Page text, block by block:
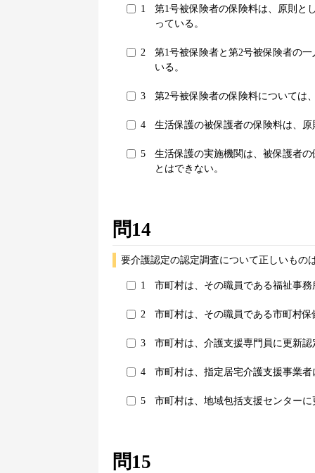
1
第1号被保険者の保険料は、原則と
っている。
2
第1号被保険者と第2号被保険者の
いる。
3 第2号被保険者の保険料については
4 生活保護の被保護者の保険料は、
5
生活保護の実施機関は、被保護者
とはできない。
問14
要介護認定の認定調査について正しいもの
1 市町村は、その職員である福祉事
2 市町村は、その職員である市町村
3 市町村は、介護支援専門員に更新
4 市町村は、指定居宅介護支援事業
5 市町村は、地域包括支援センター
問15